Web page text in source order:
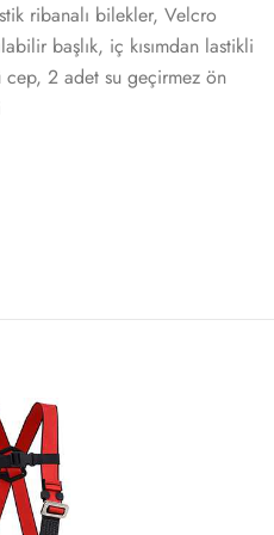
ribanalı bilekler, Velcro
başlık, iç kısımdan lastikli
cep, 2 adet su geçirmez ön